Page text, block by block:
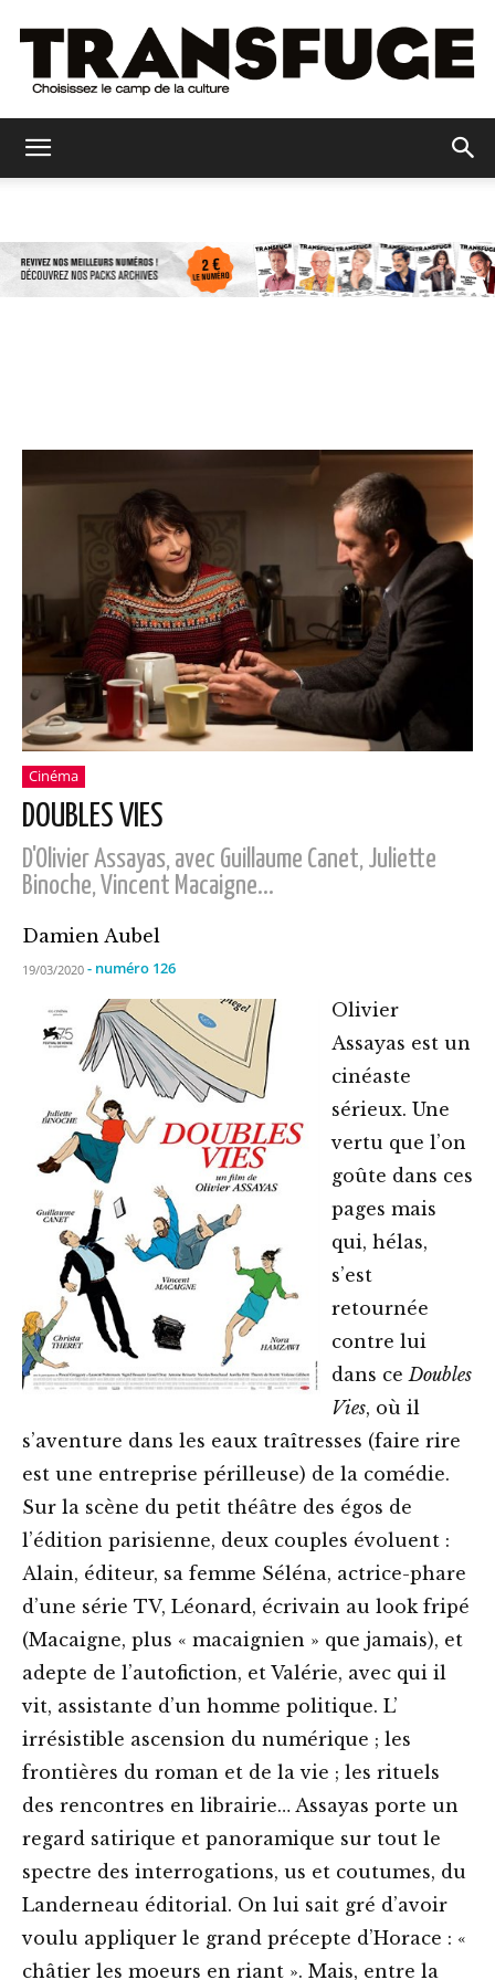
Cinéma
DOUBLES VIES
D'Olivier Assayas, avec Guillaume Canet, Juliette
Binoche, Vincent Macaigne...
Damien Aubel
19/03/2020 - numéro 126
Olivier
Assayas est un
cinéaste
sérieux. Une
vertu que l’on
goûte dans ces
pages mais
qui, hélas,
s’est
retournée
contre lui
dans ceDoubles
Vies, où il
s’aventure dans les eaux traîtresses (faire rire
est une entreprise périlleuse) de la comédie.
Sur la scène du petit théâtre des égos de
l’édition parisienne, deux couples évoluent :
Alain, éditeur, sa femme Séléna, actrice-phare
d’une série TV, Léonard, écrivain au look fripé
(Macaigne, plus « macaignien » que jamais), et
adepte de l’autofiction, et Valérie, avec qui il
vit, assistante d’un homme politique. L’
irrésistible ascension du numérique ; les
frontières du roman et de la vie ; les rituels
des rencontres en librairie… Assayas porte un
regard satirique et panoramique sur tout le
spectre des interrogations, us et coutumes, du
Landerneau éditorial. On lui sait gré d’avoir
voulu appliquer le grand précepte d’Horace : «
châtier les moeurs en riant ». Mais, entre la